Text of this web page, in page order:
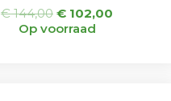
€144,00 € 102,00
Op voorraad